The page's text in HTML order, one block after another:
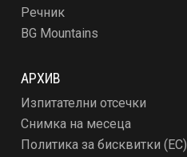
Речник
BG Mountains
АРХИВ
Изпитателни отсечки
Снимка на месеца
Политика за бисквитки (ЕС)